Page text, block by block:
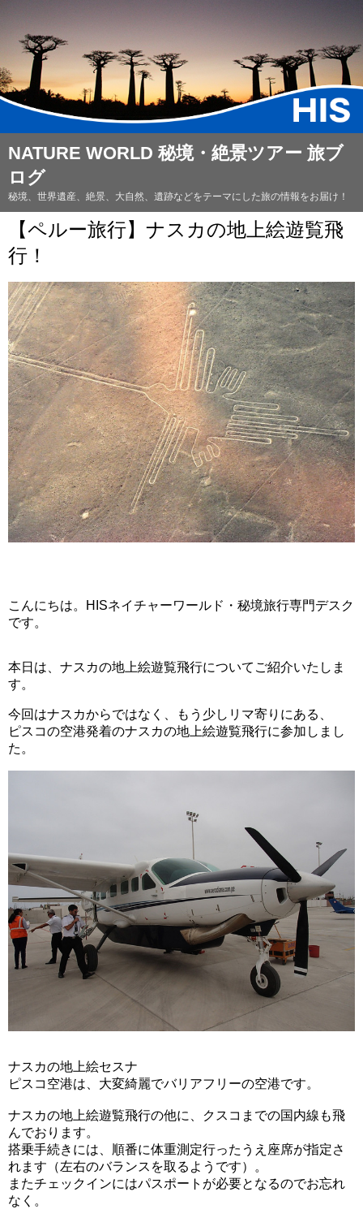
NATURE WORLD 秘境・絶景ツアー 旅ブ
ログ
秘境、世界遺産、絶景、大自然、遺跡などをテーマにした旅の情報をお届け！
【ペルー旅行】ナスカの地上絵遊覧飛
行！
こんにちは。HISネイチャーワールド・秘境旅行専門デスク
です。
本日は、ナスカの地上絵遊覧飛行についてご紹介いたしま
す。
今回はナスカからではなく、もう少しリマ寄りにある、
ピスコの空港発着のナスカの地上絵遊覧飛行に参加しまし
た。
ナスカの地上絵セスナ
ピスコ空港は、大変綺麗でバリアフリーの空港です。
ナスカの地上絵遊覧飛行の他に、クスコまでの国内線も飛
んでおります。
搭乗手続きには、順番に体重測定行ったうえ座席が指定さ
れます（左右のバランスを取るようです）。
またチェックインにはパスポートが必要となるのでお忘れ
なく。